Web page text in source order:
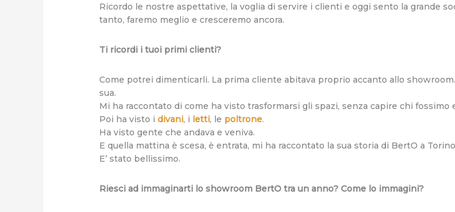
Ricordo le nostre aspettative, la voglia di servire i clienti e oggi sento la grande
tanto, faremo meglio e cresceremo ancora.
Ti ricordi i tuoi primi clienti?
Come potrei dimenticarli. La prima cliente abitava proprio accanto allo
sua.
Mi ha raccontato di come ha visto trasformarsi gli spazi, senza capire chi fossimo
Poi ha visto idivani, i letti, le poltrone.
Ha visto gente che andava e veniva.
E quella mattina è scesa, è entrata, mi ha raccontato la sua storia di BertO a
E’ stato bellissimo.
Riesci ad immaginarti lo showroom BertO tra un anno? Come lo immagini?